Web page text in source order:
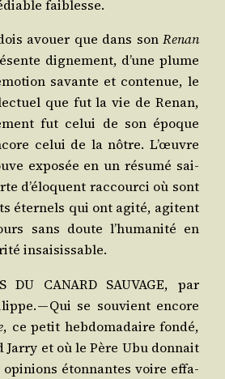
faiblesse.
avouer que dans son Renan
digne­ment, d’une plume
savante et conte­nue, le
que fut la vie de Renan,
fut celui de son époque
celui de la nôtre. L’œuvre
expo­sée en un résu­mé sai­
d’éloquent rac­cour­ci où sont
éter­nels qui ont agi­té, agitent
sans doute l’humanité en
insaisissable.
DU CANARD SAUVAGE, par
— Qui se sou­vient encore
, ce petit heb­do­ma­daire fon­dé,
et où le Père Ubu don­nait
opi­nions éton­nantes voire effa­